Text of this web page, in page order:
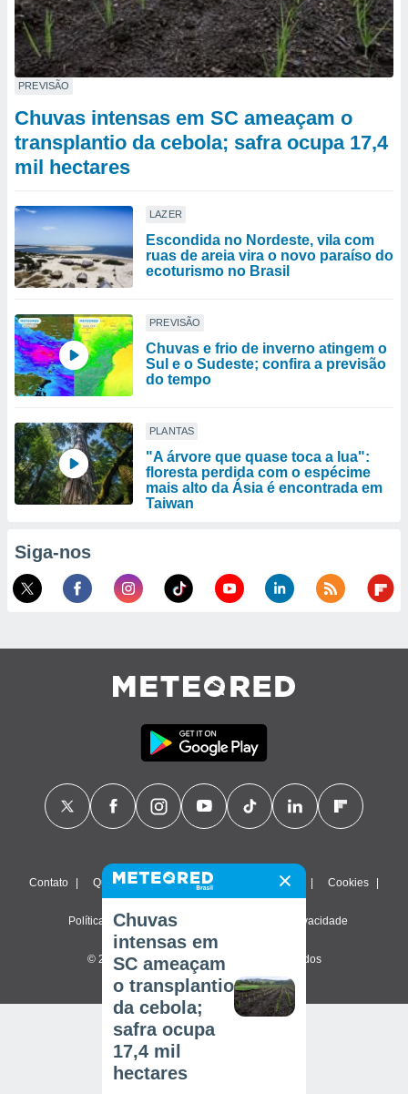
PREVISÃO
Chuvas intensas em SC ameaçam o
transplantio da cebola; safra ocupa 17,4
mil hectares
LAZER
Escondida no Nordeste, vila com
ruas de areia vira o novo paraíso do
ecoturismo no Brasil
PREVISÃO
Chuvas e frio de inverno atingem o
Sul e o Sudeste; confira a previsão
do tempo
PLANTAS
"A árvore que quase toca a lua":
floresta perdida com o espécime
mais alto da Ásia é encontrada em
Taiwan
Siga-nos
Contato Quem Somos FAQ Termos de uso Cookies
Política de privacidade Configurações de privacidade
© 2026 Meteored. Todos os direitos reservados
Chuvas
intensas em
SC ameaçam
o transplantio
da cebola;
safra ocupa
17,4 mil
hectares